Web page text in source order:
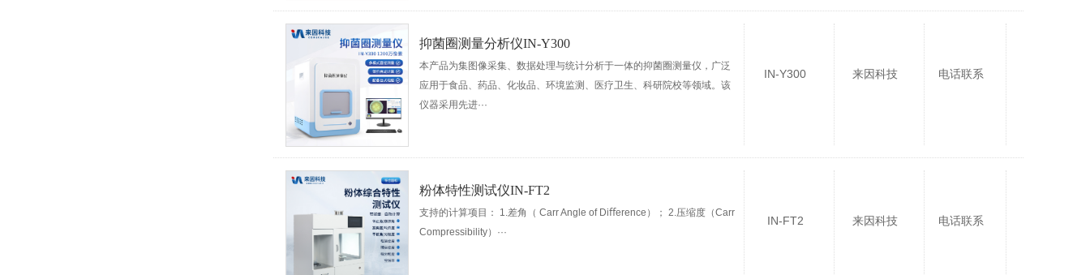
抑菌圈测量分析仪IN-Y300
本产品为集图像采集、数据处理与统计分析于一体的抑菌圈测量仪，广泛
应用于食品、药品、化妆品、环境监测、医疗卫生、科研院校等领域。该
仪器采用先进···
IN-Y300 来因科技 电话联系
粉体特性测试仪IN-FT2
支持的计算项目： 1.差角（ Carr Angle of Diﬀerence）； 2.压缩度（Carr
Compressibility）···
IN-FT2 来因科技 电话联系